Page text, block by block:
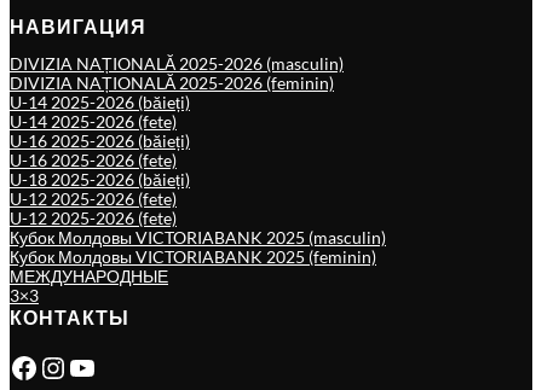
НАВИГАЦИЯ
DIVIZIA NAȚIONALĂ 2025-2026 (masculin)
DIVIZIA NAȚIONALĂ 2025-2026 (feminin)
U-14 2025-2026 (băieți)
U-14 2025-2026 (fete)
U-16 2025-2026 (băieți)
U-16 2025-2026 (fete)
U-18 2025-2026 (băieți)
U-12 2025-2026 (fete)
U-12 2025-2026 (fete)
Кубок Молдовы VICTORIABANK 2025 (masculin)
Кубок Молдовы VICTORIABANK 2025 (feminin)
МЕЖДУНАРОДНЫЕ
3×3
КОНТАКТЫ
Facebook Instagram YouTube